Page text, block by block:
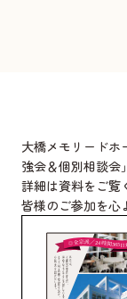
大橋メモリードホ
強会＆個別相談会
詳細は資料をご覧
皆様のご参加を心